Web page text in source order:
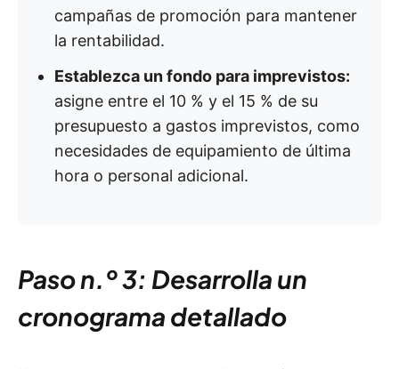
campañas de promoción para mantener
la rentabilidad.
Establezca un fondo para imprevistos:
asigne entre el 10 % y el 15 % de su
presupuesto a gastos imprevistos, como
necesidades de equipamiento de última
hora o personal adicional.
Paso n.º 3: Desarrolla un
cronograma detallado